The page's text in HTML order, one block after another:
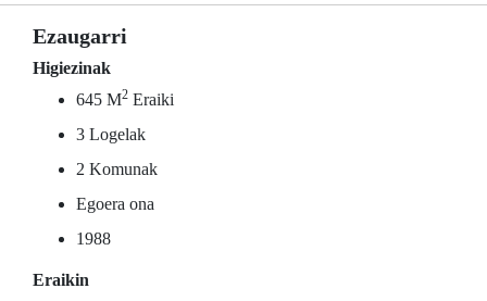
Ezaugarri
Higiezinak
645 M2 Eraiki
3 Logelak
2 Komunak
Egoera ona
1988
Eraikin